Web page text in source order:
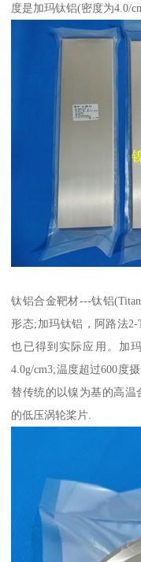
度是加玛钛铝(密度为4.0/
钛铝合金靶材---钛铝
形态;加玛钛铝，阿路法
也已得到实际应用。加
4.0g/cm3;温度超过600度
替传统的以镍为基的高温
的低压涡轮桨片.